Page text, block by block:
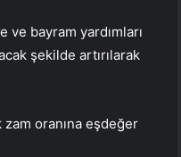
bayram yardımları
şekilde artırılarak
oranına eşdeğer